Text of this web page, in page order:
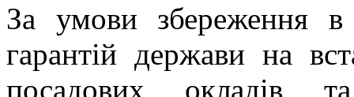
За умови збереження
гарантій держави на
посадових окладів